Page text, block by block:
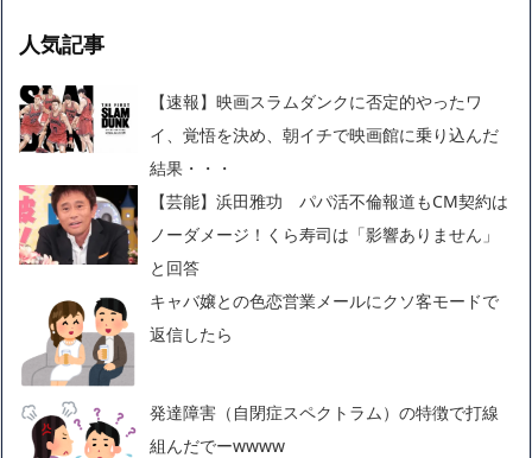
人気記事
【速報】映画スラムダンクに否定的やったワ
イ、覚悟を決め、朝イチで映画館に乗り込んだ
結果・・・
【芸能】浜田雅功 パパ活不倫報道もCM契約は
ノーダメージ！くら寿司は「影響ありません」
と回答
キャバ嬢との色恋営業メールにクソ客モードで
返信したら
発達障害（自閉症スペクトラム）の特徴で打線
組んだでーwwww